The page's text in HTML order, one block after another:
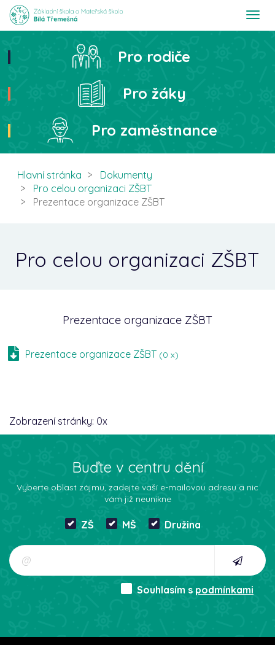
T
t
Hledat
Pro rodiče
Pro žáky
Pro zaměstnance
Hlavní stránka
Dokumenty
Pro celou organizaci ZŠBT
Prezentace organizace ZŠBT
Pro celou organizaci ZŠBT
Prezentace organizace ZŠBT
Prezentace organizace ZŠBT (0 x)
Zobrazení stránky: 0x
Buďte v centru dění
Vyberte oblast zájmu, zadejte vaší e-mailovou adresu a nic
vám již neunikne
ZŠ MŠ Družina
Souhlasím s podmínkami